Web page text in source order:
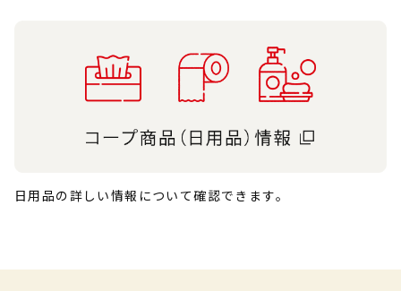
日用品の詳しい情報について確認できます。